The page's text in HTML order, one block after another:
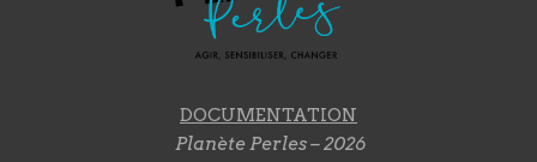
DOCUMENTATION
Planète Perles – 2026